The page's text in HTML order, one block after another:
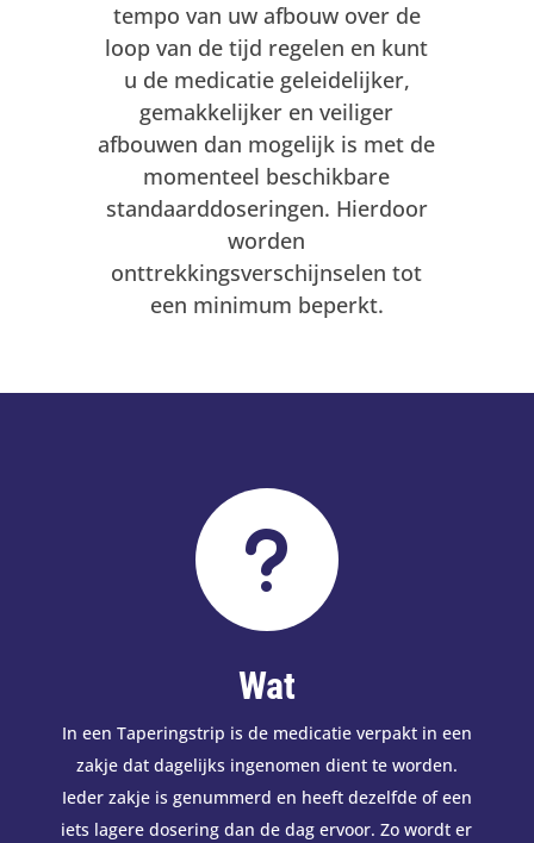
tempo van uw afbouw over de
loop van de tijd regelen en kunt
u de medicatie geleidelijker,
gemakkelijker en veiliger
afbouwen dan mogelijk is met de
momenteel beschikbare
standaarddoseringen. Hierdoor
worden
onttrekkingsverschijnselen tot
een minimum beperkt.
u
Wat
In een Taperingstrip is de medicatie verpakt in een
zakje dat dagelijks ingenomen dient te worden.
Ieder zakje is genummerd en heeft dezelfde of een
iets lagere dosering dan de dag ervoor. Zo wordt er